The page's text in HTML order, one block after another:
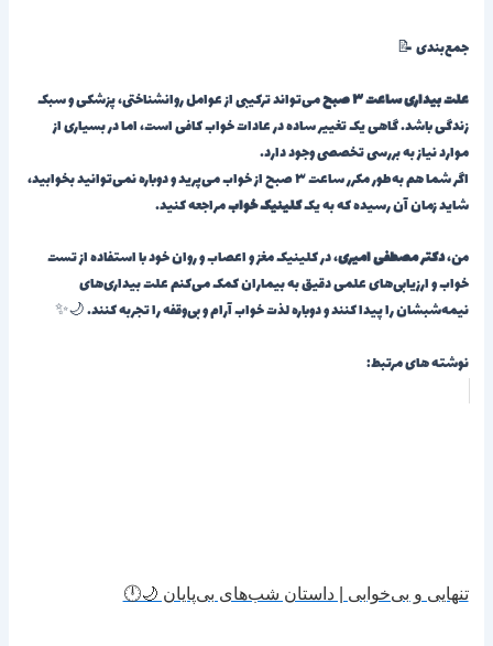
جمع‌بندی 📝
علت بیداری ساعت ۳ صبح
می‌تواند ترکیبی از عوامل روانشناختی، پزشکی و سبک
زندگی باشد. گاهی یک تغییر ساده در عادات خواب کافی است، اما در بسیاری از
موارد نیاز به بررسی تخصصی وجود دارد.
اگر شما هم به‌طور مکرر ساعت ۳ صبح از خواب می‌پرید و دوباره نمی‌توانید بخوابید،
شاید زمان آن رسیده که به یککلینیک خوابمراجعه کنید.
من،دکتر مصطفی امیری، در کلینیک مغز و اعصاب و روان خود با استفاده از تست
خواب و ارزیابی‌های علمی دقیق به بیماران کمک می‌کنم علت بیداری‌های
نیمه‌شبشان را پیدا کنند و دوباره لذت خواب آرام و بی‌وقفه را تجربه کنند. 🌙✨
نوشته های مرتبط:
تنهایی و بی‌خوابی | داستان شب‌های بی‌پایان 🌙🕛